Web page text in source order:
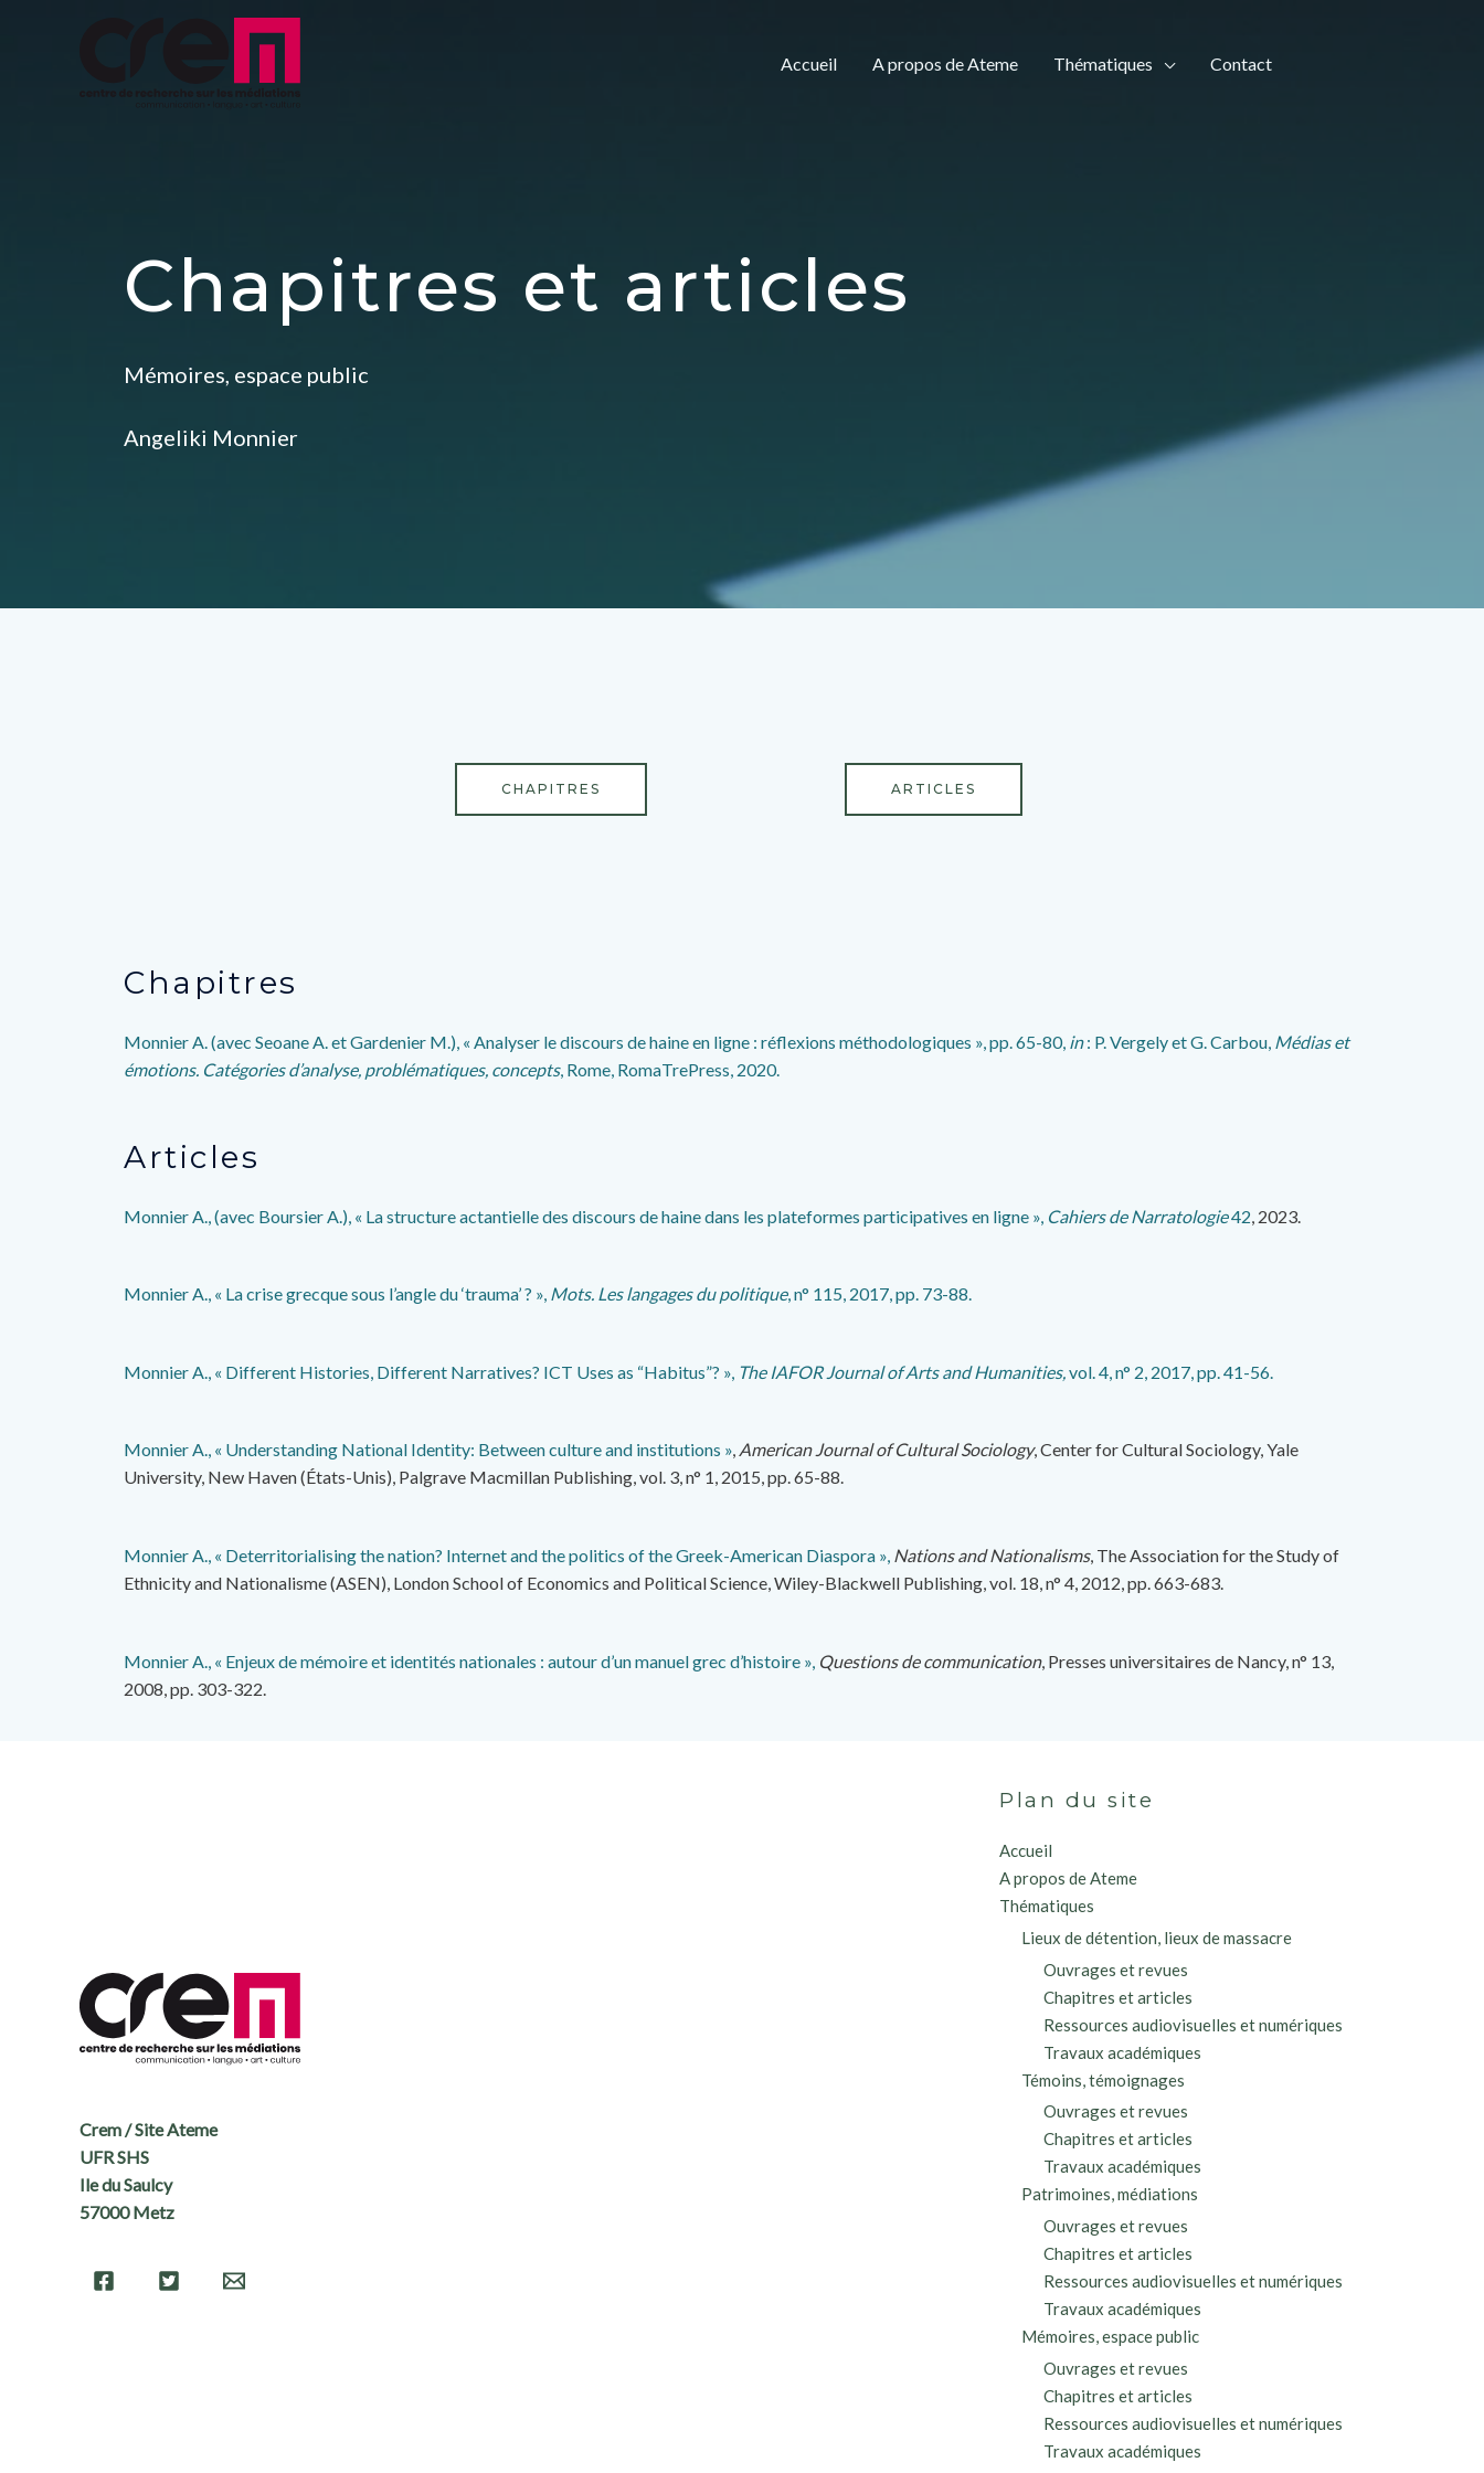
Accueil A propos de Ateme Thématiques Contact
Chapitres et articles
Mémoires, espace public
Angeliki Monnier
CHAPITRES ARTICLES
Chapitres
Monnier A. (avec Seoane A. et Gardenier M.), « Analyser le discours de haine en ligne : réflexions méthodologiques », pp. 65-80, in: P. Vergely et G. Carbou, Médias et
émotions. Catégories d’analyse, problématiques, concepts, Rome, RomaTrePress, 2020.
Articles
Monnier A., (avec Boursier A.), « La structure actantielle des discours de haine dans les plateformes participatives en ligne », Cahiers de Narratologie42 , 2023.
Monnier A., « La crise grecque sous l’angle du ‘trauma’ ? », Mots. Les langages du politique, n° 115, 2017, pp. 73-88.
Monnier A., « Different Histories, Different Narratives? ICT Uses as “Habitus”? », The IAFOR Journal of Arts and Humanities, vol. 4, n° 2, 2017, pp. 41-56.
Monnier A., « Understanding National Identity: Between culture and institutions », American Journal of Cultural Sociology, Center for Cultural Sociology, Yale
University, New Haven (États-Unis), Palgrave Macmillan Publishing, vol. 3, n° 1, 2015, pp. 65-88.
Monnier A., « Deterritorialising the nation? Internet and the politics of the Greek-American Diaspora », Nations and Nationalisms, The Association for the Study of
Ethnicity and Nationalisme (ASEN), London School of Economics and Political Science, Wiley-Blackwell Publishing, vol. 18, n° 4, 2012, pp. 663-683.
Monnier A., « Enjeux de mémoire et identités nationales : autour d’un manuel grec d’histoire », Questions de communication, Presses universitaires de Nancy, n° 13,
2008, pp. 303-322.
Crem / Site Ateme
UFR SHS
Ile du Saulcy
57000 Metz
Plan du site
Accueil
A propos de Ateme
Thématiques
Lieux de détention, lieux de massacre
Ouvrages et revues
Chapitres et articles
Ressources audiovisuelles et numériques
Travaux académiques
Témoins, témoignages
Ouvrages et revues
Chapitres et articles
Travaux académiques
Patrimoines, médiations
Ouvrages et revues
Chapitres et articles
Ressources audiovisuelles et numériques
Travaux académiques
Mémoires, espace public
Ouvrages et revues
Chapitres et articles
Ressources audiovisuelles et numériques
Travaux académiques